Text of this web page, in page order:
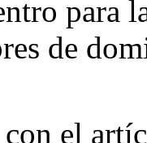
para
de
el